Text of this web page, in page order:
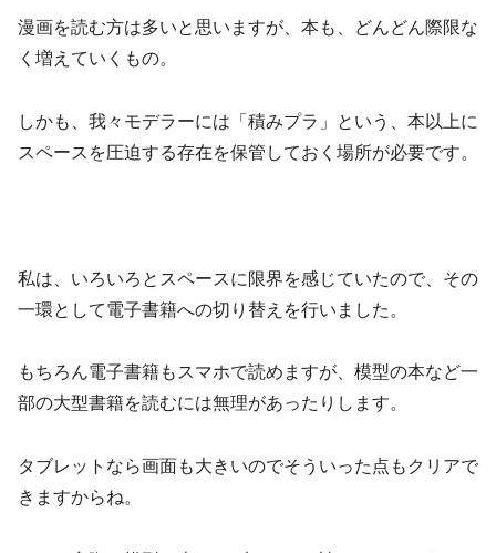
漫画を読む方は多いと思いますが、本も、どんどん際限な
く増えていくもの。
しかも、我々モデラーには「積みプラ」という、本以上に
スペースを圧迫する存在を保管しておく場所が必要です。
私は、いろいろとスペースに限界を感じていたので、その
一環として電子書籍への切り替えを行いました。
もちろん電子書籍もスマホで読めますが、模型の本など一
部の大型書籍を読むには無理があったりします。
タブレットなら画面も大きいのでそういった点もクリアで
きますからね。